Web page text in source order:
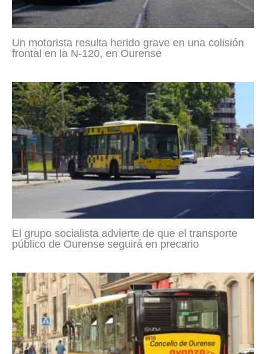
Un motorista resulta herido grave en una colisión
frontal en la N-120, en Ourense
El grupo socialista advierte de que el transporte
público de Ourense seguirá en precario